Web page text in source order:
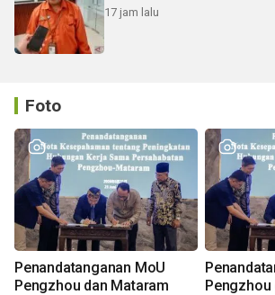
17 jam lalu
Foto
Penandatanganan MoU
Pengzhou dan Mataram
Pengzhou